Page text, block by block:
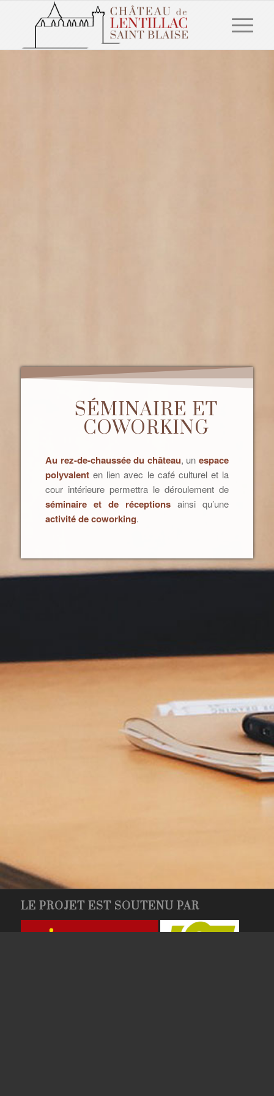
SÉMINAIRE ET
COWORKING
Au rez-de-chaussée du château, unespace
polyvalent en lien avec le café culturel et la
cour intérieure permettra le déroulement de
séminaire et de réceptions ainsi qu’une
activité de coworking.
LE PROJET EST SOUTENU PAR